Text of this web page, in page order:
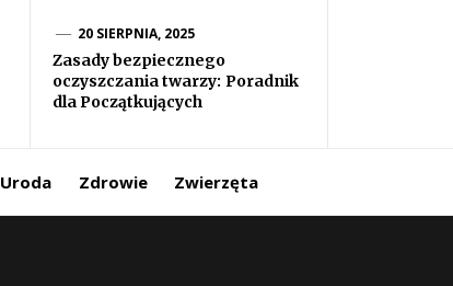
20 SIERPNIA, 2025
Zasady bezpiecznego
oczyszczania twarzy: Poradnik
dla Początkujących
Uroda Zdrowie Zwierzęta